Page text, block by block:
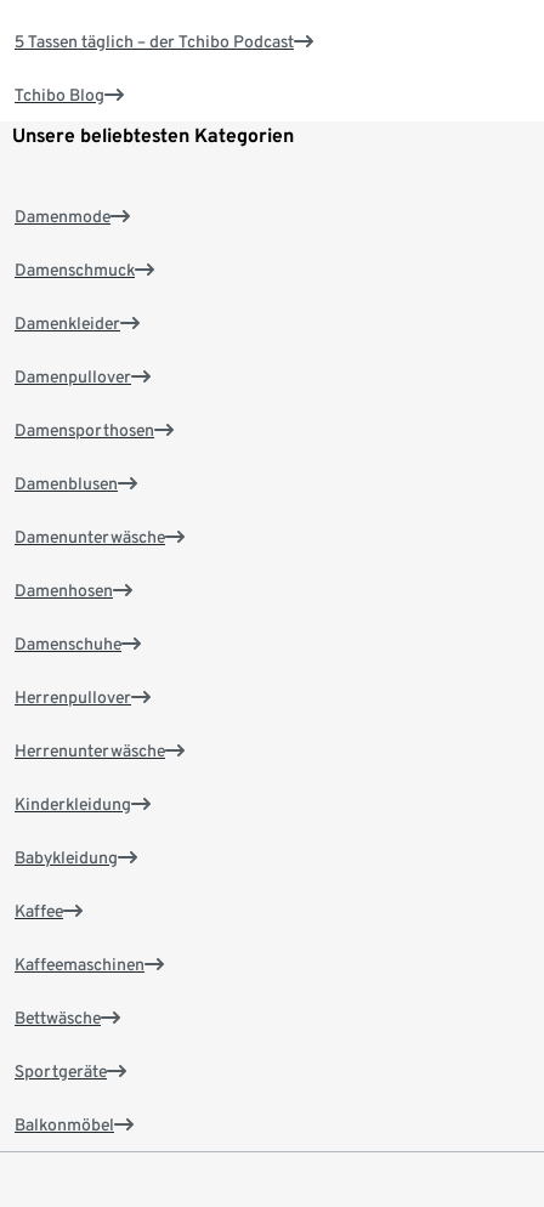
5 Tassen täglich – der Tchibo Podcast
Tchibo Blog
Unsere beliebtesten Kategorien
Damenmode
Damenschmuck
Damenkleider
Damenpullover
Damensporthosen
Damenblusen
Damenunterwäsche
Damenhosen
Damenschuhe
Herrenpullover
Herrenunterwäsche
Kinderkleidung
Babykleidung
Kaffee
Kaffeemaschinen
Bettwäsche
Sportgeräte
Balkonmöbel